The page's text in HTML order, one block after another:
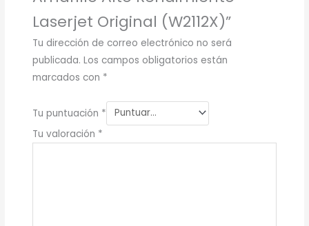
Laserjet Original (W2112X)”
Tu dirección de correo electrónico no será
publicada. Los campos obligatorios están
marcados con *
Tu puntuación *
Tu valoración *